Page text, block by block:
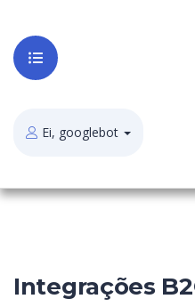
Ei, googlebot
Integrações